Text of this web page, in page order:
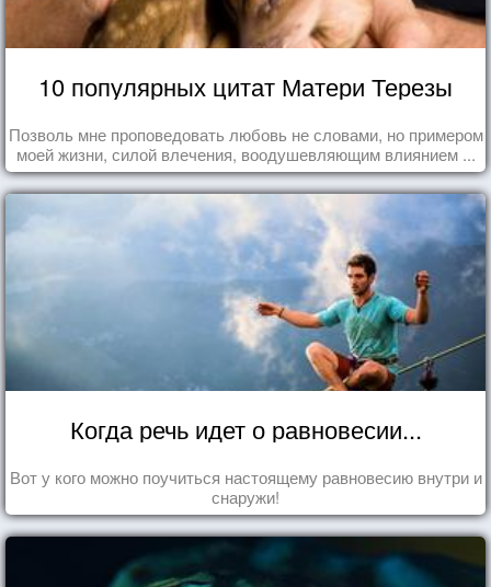
10 популярных цитат Матери Терезы
Позволь мне проповедовать любовь не словами, но примером
моей жизни, силой влечения, воодушевляющим влиянием ...
Когда речь идет о равновесии...
Вот у кого можно поучиться настоящему равновесию внутри и
снаружи!